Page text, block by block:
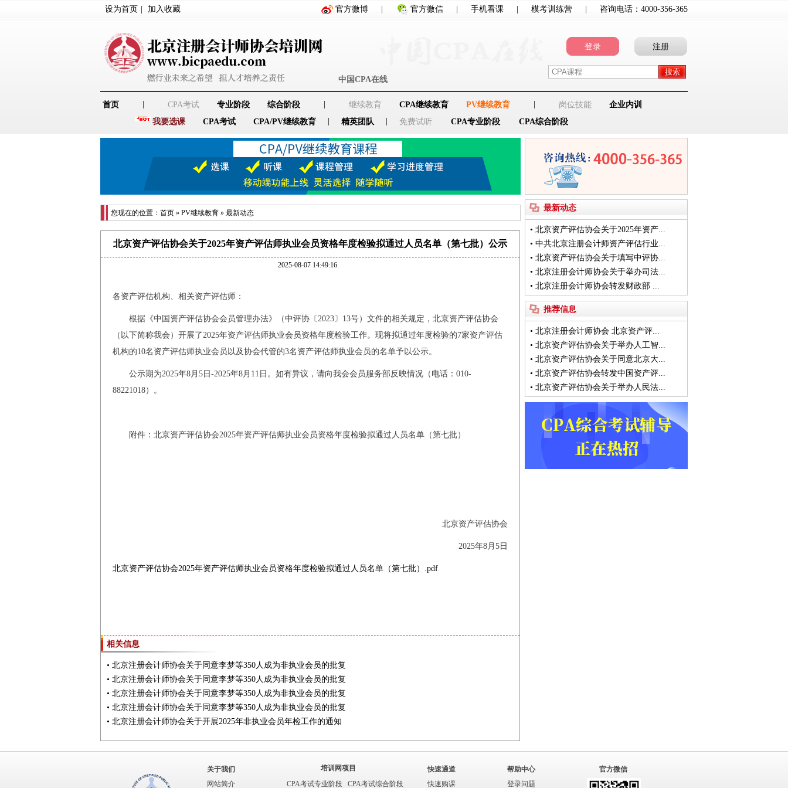
设为首页 加入收藏 官方微博 官方微信 手机看课 模考训练营 咨询电话： 4000-356-365
中国CPA在线
登录 注册
首页 CPA考试 专业阶段 综合阶段 继续教育 CPA继续教育 PV继续教育 岗位技能
企业内训
我要选课
CPA考试 CPA/PV继续教育 精英团队 免费试听 CPA专业阶段 CPA综合阶段
您现在的位置： 首页 » PV继续教育 » 最新动态
北京资产评估协会关于2025年资产评估师执业会员资格年度检验拟通过人员名单（第七批）公示
2025-08-07 14:49:16
各资产评估机构、相关资产评估师：
根据《中国资产评估协会会员管理办法》（中评协〔2023〕13号）文件的相关规定，北京资产评估协会
（以下简称我会）开展了2025年资产评估师执业会员资格年度检验工作。现将拟通过年度检验的7家资产评估
机构的10名资产评估师执业会员以及协会代管的3名资产评估师执业会员的名单予以公示。
公示期为2025年8月5日-2025年8月11日。如有异议，请向我会会员服务部反映情况（电话：010-
88221018）。
附件：北京资产评估协会2025年资产评估师执业会员资格年度检验拟通过人员名单（第七批）
北京资产评估协会
2025年8月5日
北京资产评估协会2025年资产评估师执业会员资格年度检验拟通过人员名单（第七批）.pdf
相关信息
• 北京注册会计师协会关于同意李梦等350人成为非执业会员的批复
• 北京注册会计师协会关于同意李梦等350人成为非执业会员的批复
• 北京注册会计师协会关于同意李梦等350人成为非执业会员的批复
• 北京注册会计师协会关于同意李梦等350人成为非执业会员的批复
• 北京注册会计师协会关于开展2025年非执业会员年检工作的通知
最新动态
• 北京资产评估协会关于2025年资产...
• 中共北京注册会计师资产评估行业...
• 北京资产评估协会关于填写中评协...
• 北京注册会计师协会关于举办司法...
• 北京注册会计师协会转发财政部 ...
推荐信息
• 北京注册会计师协会 北京资产评...
• 北京资产评估协会关于举办人工智...
• 北京资产评估协会关于同意北京大...
• 北京资产评估协会转发中国资产评...
• 北京资产评估协会关于举办人民法...
关于我们
网站简介
培训网项目
CPA考试专业阶段
CPA考试综合阶段
快速通道
快速购课
帮助中心
登录问题
官方微信